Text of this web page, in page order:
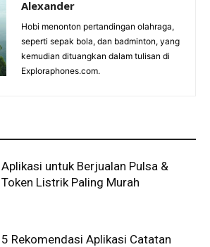
Alexander
Hobi menonton pertandingan olahraga,
seperti sepak bola, dan badminton, yang
kemudian dituangkan dalam tulisan di
Exploraphones.com.
Aplikasi untuk Berjualan Pulsa &
Token Listrik Paling Murah
5 Rekomendasi Aplikasi Catatan